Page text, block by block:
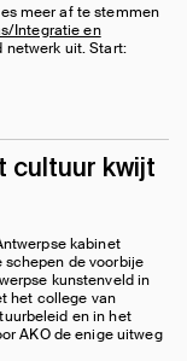
meer af te stemmen
Integratie en
netwerk uit. Start:
cultuur kwijt
kabinet
de voorbije
kunstenveld in
het college van
en in het
AKO de enige uitweg